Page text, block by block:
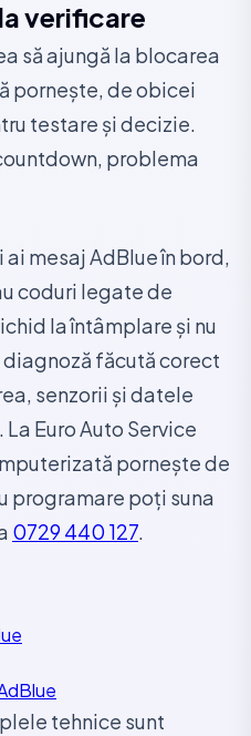
verificare
să ajungă la blocarea
pornește, de obicei
testare și decizie.
problema
mesaj AdBlue în bord,
coduri legate de
la întâmplare și nu
făcută corect
senzorii și datele
Euro Auto Service
pornește de
programare poți suna
0729 440 127.
tehnice sunt